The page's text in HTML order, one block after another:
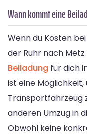
Wann kommt eine
Wenn du Kosten
der Ruhr nach
Beiladung für dich
ist eine
Transportfahrzeug
anderen Umzug in
Obwohl keine